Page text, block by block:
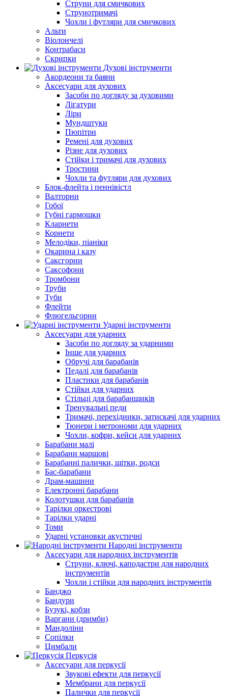
Струни для смичкових
Струнотримачі
Чохли і футляри для смичкових
Альти
Віолончелі
Контрабаси
Скрипки
Духові інструменти
Акордеони та баяни
Аксесуари для духових
Засоби по догляду за духовими
Лігатури
Ліри
Мундштуки
Пюпітри
Ремені для духових
Різне для духових
Стійки і тримачі для духових
Тростини
Чохли та футляри для духових
Блок-флейта і пеннівістл
Валторни
Гобої
Губні гармошки
Кларнети
Корнети
Мелодіки, піаніки
Окарина і казу
Саксгорни
Саксофони
Тромбони
Труби
Туби
Флейти
Флюгельгорни
Ударні інструменти
Аксесуари для ударних
Засоби по догляду за ударними
Інше для ударних
Обручі для барабанів
Педалі для барабанів
Пластики для барабанів
Стійки для ударних
Стільці для барабанщиків
Тренувальні педи
Тримачі, перехідники, затискачі для ударних
Тюнери і метрономи для ударних
Чохли, кофри, кейси для ударних
Барабани малі
Барабани маршові
Барабанні палички, щітки, родси
Бас-барабани
Драм-машини
Електронні барабани
Колотушки для барабанів
Тарілки оркестрові
Тарілки ударні
Томи
Ударні установки акустичні
Народні інструменти
Аксесуари для народних інструментів
Струни, ключі, каподастри для народних
інструментів
Чохли і стійки для народних інструментів
Банджо
Бандури
Бузукі, кобзи
Варгани (дримби)
Мандоліни
Сопілки
Цимбали
Перкусія
Аксесуари для перкусії
Звукові ефекти для перкусії
Мембрани для перкусії
Палички для перкусії